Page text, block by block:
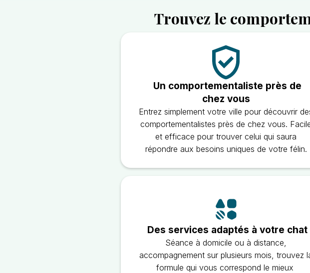
Trouvez le
Un comportementaliste près de
chez vous
Entrez simplement votre ville pour découvrir
comportementalistes près de chez vous.
et efficace pour trouver celui qui saura
répondre aux besoins uniques de votre félin.
Des services adaptés à votre chat
Séance à domicile ou à distance,
accompagnement sur plusieurs mois, trouvez
formule qui vous correspond le mieux